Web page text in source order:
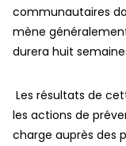
communautaires
mène
durera huit
Les résultats de
les actions de
charge auprès des